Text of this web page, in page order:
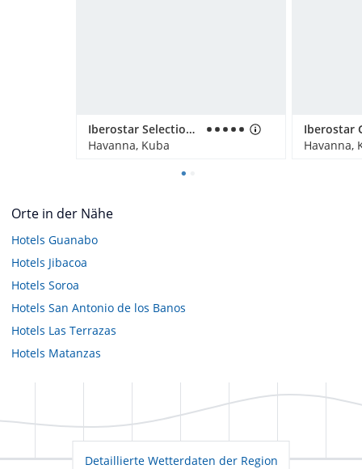
Iberostar Selection Parque Central (Vorübergehend geschlossen)
Havanna, Kuba
Havanna,
Orte in der Nähe
Hotels Guanabo
Hotels Jibacoa
Hotels Soroa
Hotels San Antonio de los Banos
Hotels Las Terrazas
Hotels Matanzas
Detaillierte Wetterdaten der Region